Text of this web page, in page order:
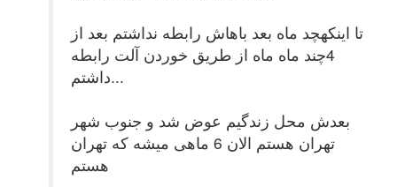
تا اینکهچد ماه بعد باهاش رابطه نداشتم بعد از
4چند ماه ماه از طریق خوردن آلت رابطه
داشتم...
بعدش محل زندگیم عوض شد و جنوب شهر
تهران هستم الان 6 ماهی میشه که تهران
هستم